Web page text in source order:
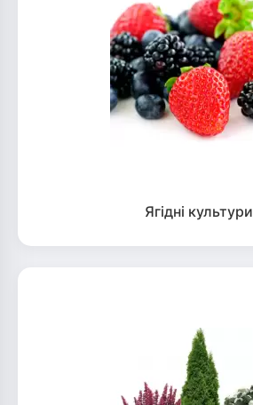
Ягідні культури